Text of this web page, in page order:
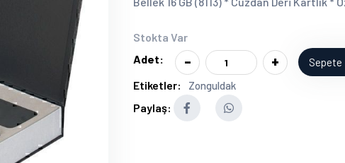
Stokta Var
Adet:
- + Sepete
Etiketler: Zonguldak
Paylaş: